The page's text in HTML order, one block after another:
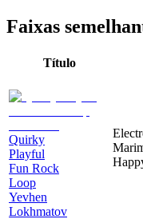
Faixas
Título
Quirky
Playful
Fun Rock
Loop
Yevhen
Lokhmatov